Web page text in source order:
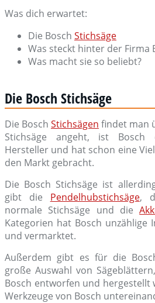
Was dich erwartet:
Die Bosch Stichsäge
Was steckt hinter der Firma
Was macht sie so beliebt?
Die Bosch Stichsäge
Die Bosch Stichsägen findet man
Stichsäge angeht, ist
Hersteller und hat schon eine
den Markt gebracht.
Die Bosch Stichsäge ist
gibt die Pendelhubstichsäge,
normale Stichsäge und die
Kategorien hat Bosch unzählige
und vermarktet.
Außerdem gibt es für die
große Auswahl von
Bosch entworfen und hergestellt
Werkzeuge von Bosch